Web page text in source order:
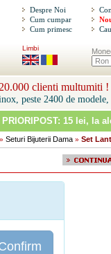
Despre Noi
Cum cumpar
Cum primesc
Limbi
clienti multumiti !
peste 2400 de modele,
15 lei, la
» Seturi Bijuterii Dama » Set